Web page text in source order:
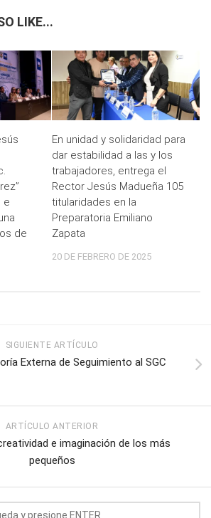
LIKE...
e
de
En unidad y solidaridad para
dar estabilidad a las y los
trabajadores, entrega el
Rector Jesús Madueña 105
titularidades en la
Preparatoria Emiliano
Zapata
20 DE FEBRERO DE 2025
SIGUIENTE ARTÍCULO
Externa de Seguimiento al SGC
ARTÍCULO ANTERIOR
e imaginación de los más
pequeños